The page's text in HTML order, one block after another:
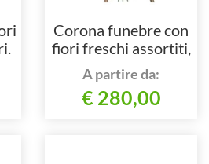
Corona funebre con
fiori freschi assortiti,
colorata.
A partire da:
€ 280,00